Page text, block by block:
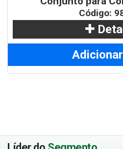
Código:
Adicionar